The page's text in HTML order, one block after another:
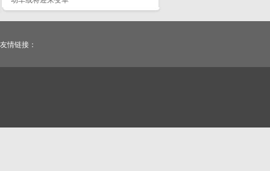
友情链接：